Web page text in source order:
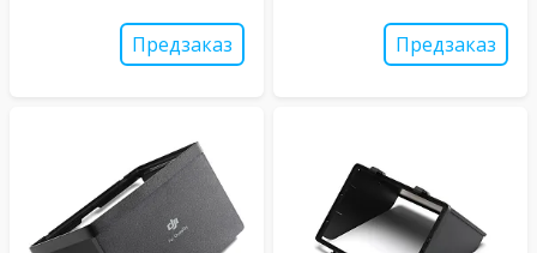
Предзаказ Предзаказ